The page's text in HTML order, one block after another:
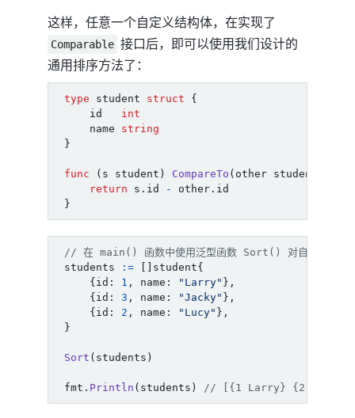
这样，任意一个自定义结构体，在实现了
Comparable 接口后，即可以使用我们设计的
通用排序方法了：
type student struct
{
id
int
name
string
}
func ( s student ) CompareTo ( other student
return
s . id - other . id
}
// 在 main() 函数中使用泛型函数 Sort() 对自定义对
students
:= student{
{ id : 1 , name : "Larry" },
{ id : 3 , name : "Jacky" },
{ id : 2 , name : "Lucy" },
}
Sort ( students )
fmt . Println ( students ) // [{1 Larry} {2 Lucy}